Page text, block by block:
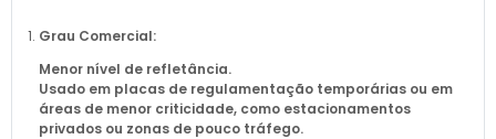
Grau Comercial:
Menor nível de refletância.
Usado em placas de regulamentação temporárias ou em
áreas de menor criticidade, como estacionamentos
privados ou zonas de pouco tráfego.